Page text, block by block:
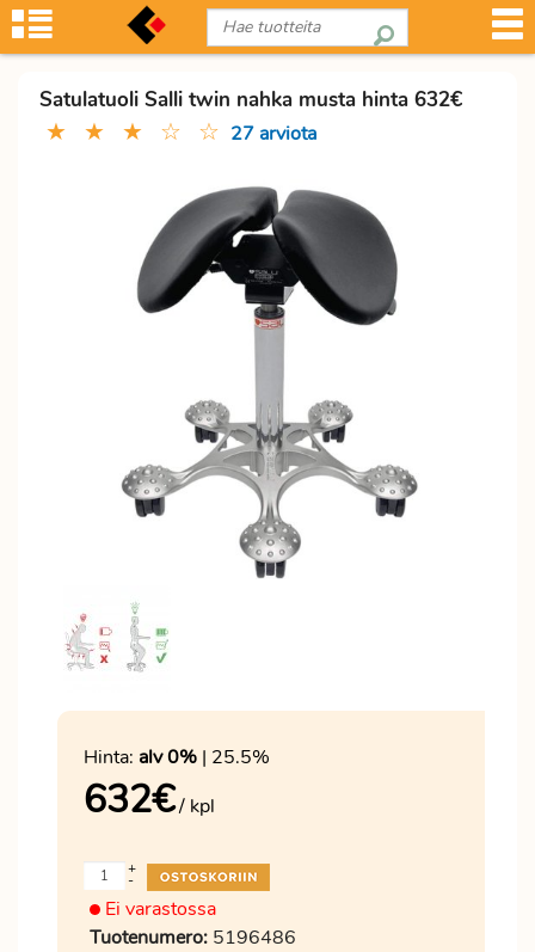
Satulatuoli Salli twin nahka musta hinta 632€
★ ★ ★ ☆ ☆ 27 arviota
Hinta: alv 0% | 25.5%
632€/ kpl
-
+
Ei varastossa
Tuotenumero: 5196486